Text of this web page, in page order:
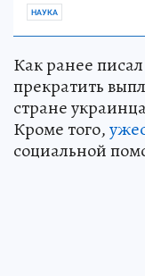
НАУКА
Как ранее
прекратить
стране
Кроме того,
социальной